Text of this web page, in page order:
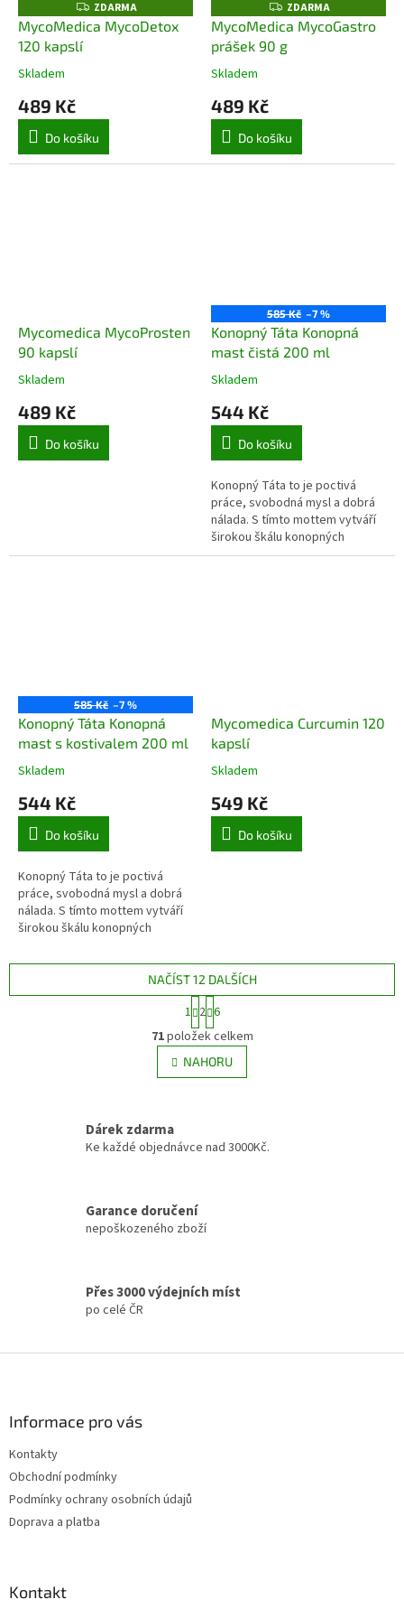
Z
D
A
ZDARMA
MycoMedica MycoDetox
120 kapslí
Skladem
489 Kč
Do košíku
Z
D
A
R
M
ZDARMA
MycoMedica MycoGastro
prášek 90 g
Skladem
489 Kč
Do košíku
Mycomedica MycoProsten
90 kapslí
Skladem
489 Kč
Do košíku
585 Kč –7 %
Konopný Táta Konopná
mast čistá 200 ml
Skladem
544 Kč
Do košíku
Konopný Táta to je poctivá
práce, svobodná mysl a dobrá
nálada. S tímto mottem vytváří
širokou škálu konopných
produktů. Vyrábí kvalitní
585 Kč –7 %
Konopný Táta Konopná
mast s kostivalem 200 ml
Skladem
544 Kč
Do košíku
Konopný Táta to je poctivá
práce, svobodná mysl a dobrá
nálada. S tímto mottem vytváří
širokou škálu konopných
konopné masti s certifikátem...
Mycomedica Curcumin 120
kapslí
Skladem
549 Kč
Do košíku
O
v
l
á
í
y
p
i
NAČÍST 12 DALŠÍCH
t
r
á
n
k
n
í
1 2 6
71položek celkem
NAHORU
Dárek zdarma
Ke každé objednávce nad 3000Kč.
Garance doručení
nepoškozeného zboží
Přes 3000 výdejních míst
po celé ČR
Informace pro vás
Kontakty
Obchodní podmínky
Podmínky ochrany osobních údajů
Doprava a platba
Kontakt